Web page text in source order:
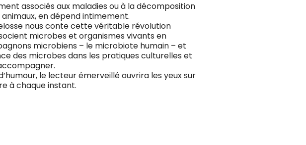
associés aux maladies ou à la décomposition
en dépend intimement.
nous conte cette véritable révolution
microbes et organismes vivants en
microbiens – le microbiote humain – et
des microbes dans les pratiques culturelles et
le lecteur émerveillé ouvrira les yeux sur
à chaque instant.